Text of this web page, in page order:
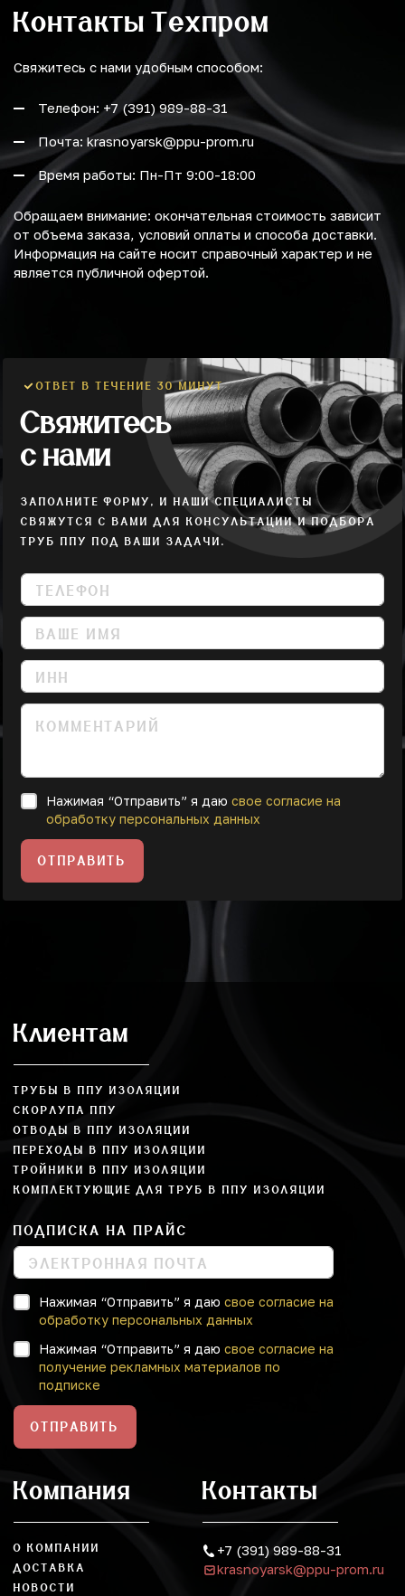
Контакты Техпром
Свяжитесь с нами удобным способом:
Телефон: +7 (391) 989-88-31
Почта: krasnoyarsk@ppu-prom.ru
Время работы: Пн-Пт 9:00-18:00
Обращаем внимание: окончательная стоимость зависит
от объема заказа, условий оплаты и способа доставки.
Информация на сайте носит справочный характер и не
является публичной офертой.
ОТВЕТ В ТЕЧЕНИЕ 30 МИНУТ
Свяжитесь
с нами
ЗАПОЛНИТЕ ФОРМУ, И НАШИ СПЕЦИАЛИСТЫ
СВЯЖУТСЯ С ВАМИ ДЛЯ КОНСУЛЬТАЦИИ И ПОДБОРА
ТРУБ ППУ ПОД ВАШИ ЗАДАЧИ.
Нажимая “Отправить” я даю свое согласие на
обработку персональных данных
ОТПРАВИТЬ
Клиентам
ТРУБЫ В ППУ ИЗОЛЯЦИИ
СКОРЛУПА ППУ
ОТВОДЫ В ППУ ИЗОЛЯЦИИ
ПЕРЕХОДЫ В ППУ ИЗОЛЯЦИИ
ТРОЙНИКИ В ППУ ИЗОЛЯЦИИ
КОМПЛЕКТУЮЩИЕ ДЛЯ ТРУБ В ППУ ИЗОЛЯЦИИ
ПОДПИСКА НА ПРАЙС
Нажимая “Отправить” я даю свое согласие на
обработку персональных данных
Нажимая “Отправить” я даю свое согласие на
получение рекламных материалов по
подписке
ОТПРАВИТЬ
Компания
О КОМПАНИИ
ДОСТАВКА
НОВОСТИ
Контакты
+7 (391) 989-88-31
krasnoyarsk@ppu-prom.ru